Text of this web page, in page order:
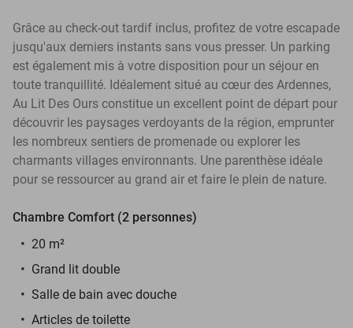
Grâce au check-out tardif inclus, profitez de votre escapade
jusqu'aux derniers instants sans vous presser. Un parking
est également mis à votre disposition pour un séjour en
toute tranquillité. Idéalement situé au cœur des Ardennes,
Au Lit Des Ours constitue un excellent point de départ pour
découvrir les paysages verdoyants de la région, emprunter
les nombreux sentiers de promenade ou explorer les
charmants villages environnants. Une parenthèse idéale
pour se ressourcer au grand air et faire le plein de nature.
Chambre Comfort (2 personnes)
20 m²
Grand lit double
Salle de bain avec douche
Articles de toilette